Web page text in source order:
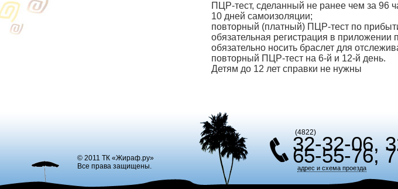
ПЦР-тест, сделанный не ранее чем за 96
10 дней самоизоляции;
повторный (платный) ПЦР-тест по
обязательная регистрация в
обязательно носить браслет для
повторный ПЦР-тест на 6-й и 12-й день.
Детям до 12 лет справки не нужны
© 2011 ТК «Жираф.ру»
Все права защищены.
(4822)
32-32-06,
65-55-76,
адрес и схема проезда